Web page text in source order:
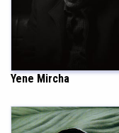
Yene Mircha